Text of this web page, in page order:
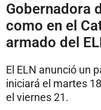
Gobernadora
como en el
armado del
El ELN anunció un
iniciará el martes
el viernes 21.